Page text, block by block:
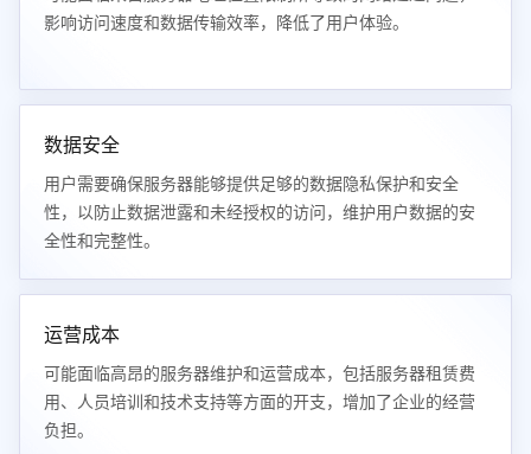
影响访问速度和数据传输效率，降低了用户体验。
数据安全
用户需要确保服务器能够提供足够的数据隐私保护和安全
性，以防止数据泄露和未经授权的访问，维护用户数据的安
全性和完整性。
运营成本
可能面临高昂的服务器维护和运营成本，包括服务器租赁费
用、人员培训和技术支持等方面的开支，增加了企业的经营
负担。